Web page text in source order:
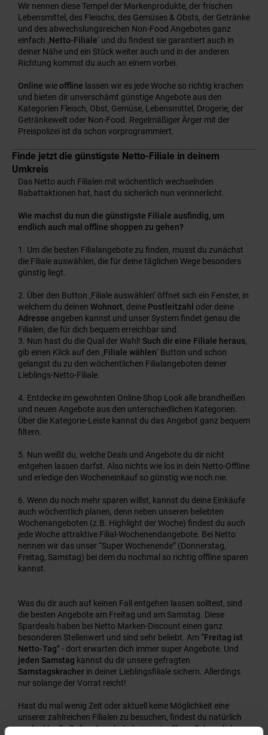
Wir nennen diese Tempel der Markenprodukte, der frischen
Lebensmittel, des Fleischs, des Gemüses & Obsts, der Getränke
und des abwechslungsreichen Non-Food Angebotes ganz
einfach ‚ Netto-Filiale‘ und du findest sie garantiert auch in
deiner Nähe und ein Stück weiter auch und in der anderen
Richtung kommst du auch an einem vorbei.
Online wieoffline lassen wir es jede Woche so richtig krachen
und bieten dir unverschämt günstige Angebote aus den
Kategorien Fleisch, Obst, Gemüse, Lebensmittel, Drogerie, der
Getränkewelt oder Non-Food. Regelmäßiger Ärger mit der
Preispolizei ist da schon vorprogrammiert.
Finde jetzt die günstigste Netto-Filiale in deinem
Umkreis
Das Netto auch Filialen mit wöchentlich wechselnden
Rabattaktionen hat, hast du sicherlich nun verinnerlicht.
Wie machst du nun die günstigste Filiale ausfindig, um
endlich auch mal offline shoppen zu gehen?
Um die besten Filialangebote zu finden, musst du zunächst
die Filiale auswählen, die für deine täglichen Wege besonders
günstig liegt.
Über den Button ‚Filiale auswählen‘ öffnet sich ein Fenster, in
welchem du deinen Wohnort, deine Postleitzahl oder deine
Adresse angeben kannst und unser System findet genau die
Filialen, die für dich bequem erreichbar sind.
Nun hast du die Qual der Wahl! Such dir eine Filiale heraus,
gib einen Klick auf den ‚ Filiale wählen‘ Button und schon
gelangst du zu den wöchentlichen Filialangeboten deiner
Lieblings-Netto-Filiale.
Entdecke im gewohnten Online-Shop Look alle brandheißen
und neuen Angebote aus den unterschiedlichen Kategorien.
Über die Kategorie-Leiste kannst du das Angebot ganz bequem
filtern.
Nun weißt du, welche Deals und Angebote du dir nicht
entgehen lassen darfst. Also nichts wie los in dein Netto-Offline
und erledige den Wocheneinkauf so günstig wie noch nie.
Wenn du noch mehr sparen willst, kannst du deine Einkäufe
auch wöchentlich planen, denn neben unseren beliebten
Wochenangeboten (z.B. Highlight der Woche) findest du auch
jede Woche attraktive Filial-Wochenendangebote. Bei Netto
nennen wir das unser “Super Wochenende” (Donnerstag,
Freitag, Samstag) bei dem du nochmal so richtig offline sparen
kannst.
Was du dir auch auf keinen Fall entgehen lassen solltest, sind
die besten Angebote am Freitag und am Samstag. Diese
Spardeals haben bei Netto Marken-Discount einen ganz
besonderen Stellenwert und sind sehr beliebt. Am “Freitag ist
Netto-Tag" - dort erwarten dich immer super Angebote. Und
jeden Samstag kannst du dir unsere gefragten
Samstagskracher in deiner Lieblingsfiliale sichern. Allerdings
nur solange der Vorrat reicht!
Hast du mal wenig Zeit oder aktuell keine Möglichkeit eine
unserer zahlreichen Filialen zu besuchen, findest du natürlich
auch aktuelle Online-Angebote bei uns im Shop. Schau dich